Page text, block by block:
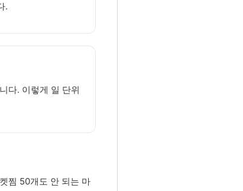
.
다. 이렇게 일 단위
찜 50개도 안 되는 마